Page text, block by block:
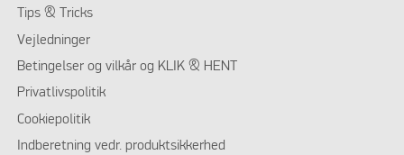
Tips & Tricks
Vejledninger
Betingelser og vilkår og KLIK & HENT
Privatlivspolitik
Cookiepolitik
Indberetning vedr. produktsikkerhed